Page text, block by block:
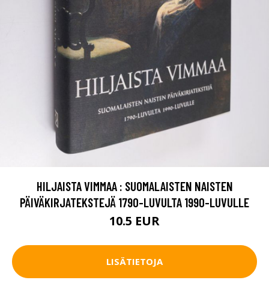
HILJAISTA VIMMAA : SUOMALAISTEN NAISTEN
PÄIVÄKIRJATEKSTEJÄ 1790-LUVULTA 1990-LUVULLE
10.5 EUR
LISÄTIETOJA